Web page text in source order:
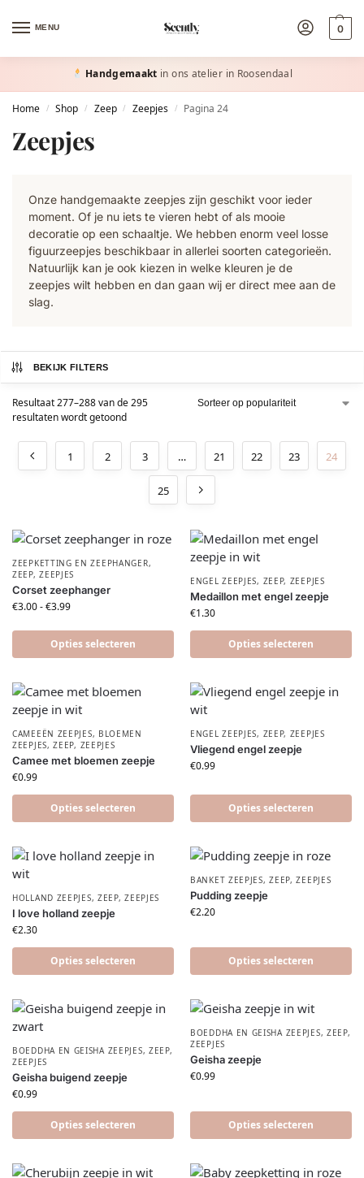
MENU 0
Handgemaakt in ons atelier in Roosendaal
Home / Shop / Zeep / Zeepjes / Pagina 24
Zeepjes
Onze handgemaakte zeepjes zijn geschikt voor ieder
moment. Of je nu iets te vieren hebt of als mooie
decoratie op een schaaltje. We hebben enorm veel losse
figuurzeepjes beschikbaar in allerlei soorten categorieën.
Natuurlijk kan je ook kiezen in welke kleuren je de
zeepjes wilt hebben en dan gaan wij er direct mee aan de
slag.
BEKIJK FILTERS
Resultaat 277–288 van de 295
resultaten wordt getoond
1 2 3 … 21 22 23 24
25
ZEEPKETTING EN ZEEPHANGER,
ZEEP,ZEEPJES
Corset zeephanger
€3.00-€3.99
Opties selecteren
ENGEL ZEEPJES, ZEEP, ZEEPJES
Medaillon met engel zeepje
€1.30
Opties selecteren
CAMEEËN ZEEPJES, BLOEMEN
ZEEPJES,ZEEP, ZEEPJES
Camee met bloemen zeepje
€0.99
Opties selecteren
ENGEL ZEEPJES, ZEEP, ZEEPJES
Vliegend engel zeepje
€0.99
Opties selecteren
HOLLAND ZEEPJES, ZEEP,ZEEPJES
I love holland zeepje
€2.30
Opties selecteren
BANKET ZEEPJES,ZEEP,ZEEPJES
Pudding zeepje
€2.20
Opties selecteren
BOEDDHA EN GEISHA ZEEPJES, ZEEP,
ZEEPJES
Geisha buigend zeepje
€0.99
Opties selecteren
BOEDDHA EN GEISHA ZEEPJES, ZEEP,
ZEEPJES
Geisha zeepje
€0.99
Opties selecteren